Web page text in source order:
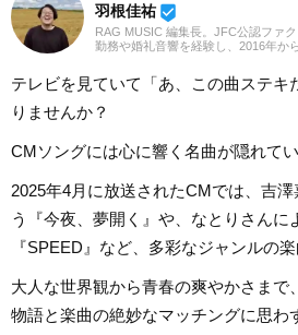
羽根佳祐 beenhere
RAG MUSIC 編集長。JFC公認ファ
勤務や婚礼音響を経験し、2016年か
バンドでドラムと、さまざまな楽器
め、各地の音楽フェスの紹介記事や
す。音楽は国内外のロックはもちろ
テレビを見ていて「あ、この曲ステキ
りませんか？
CMソングには心に響く名曲が隠れてい
2025年4月に放送されたCMでは、吉
う『今夜、夢開く』や、なとりさんに
『SPEED』など、多彩なジャンルの
大人な世界観から青春の爽やかさまで
物語と楽曲の絶妙なマッチングに思わ